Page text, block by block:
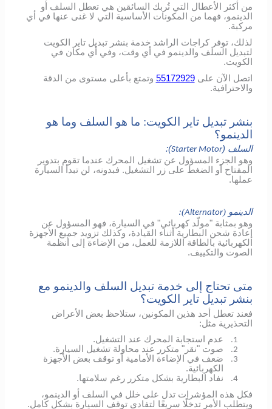
من أكثر الأعطال التي تُربك السائقين هي تعطل السلف أو
الدينمو، فهما من المكونات الأساسية التي لا غنى عنها في أي
مركبة.
لذلك، توفر كراجات الراشد خدمة بنشر تبديل تاير الكويت
لتبديل السلف والدينمو في أي وقت، وفي أي مكان في
الكويت.
اتصل الآن على55172929 وتمتع بأعلى مستوى من الدقة
والاحترافية.
بنشر تبديل تاير الكويت: ما هو السلف وما هو
الدينمو؟
السلف (Starter Motor
):
وهو الجزء المسؤول عن تشغيل المحرك عندما تقوم بتدوير
المفتاح أو الضغط على زر التشغيل. فبدونه، لن تبدأ السيارة
عملها.
الدينمو (Alternator
):
وهو بمثابة "مولّد كهربائي" في السيارة، فهو المسؤول عن
إعادة شحن البطارية أثناء القيادة، وكذلك تزويد جميع الأجهزة
الكهربائية بالطاقة اللازمة للعمل، من الإضاءة إلى أنظمة
الصوت والتكييف.
متى تحتاج إلى خدمة تبديل السلف والدينمو مع
بنشر تبديل تاير الكويت؟
فعند تعطل أحد هذين المكونين، ستلاحظ بعض الأعراض
التحذيرية مثل:
1. عدم استجابة المحرك عند التشغيل.
2. صوت "نقر" متكرر عند محاولة تشغيل السيارة.
3.
ضعف في الإضاءة الأمامية أو توقف بعض الأجهزة
الكهربائية.
4.
نفاد البطارية بشكل متكرر رغم سلامتها.
فكل هذه المؤشرات تدل على خلل في السلف أو الدينمو،
ويتطلب الأمر تدخلًا سريعًا لتفادي توقف السيارة بشكل كامل.